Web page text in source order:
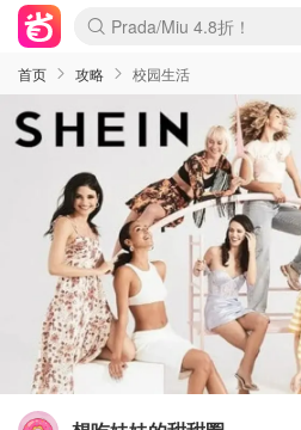
麦卢卡蜂蜜夏促！个位数！
Prada/Miu 4.8折！
啥？必胜客披萨5折！
首页 攻略 校园生活